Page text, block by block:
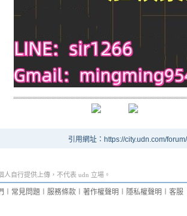
引用網址：https://city.udn.com/
人自行提供上傳，不代表 udn 立場。
常見問題 服務條款 著作權聲明 隱私權聲明 客服